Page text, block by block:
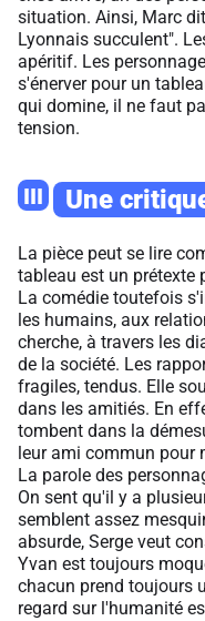
situation. Ainsi, Marc
Lyonnais succulent".
apéritif. Les
s'énerver pour un
qui domine, il ne faut
tension.
III Une
La pièce peut se lire
tableau est un prétexte
La comédie toutefois
les humains, aux
cherche, à travers les
de la société. Les
fragiles, tendus. Elle
dans les amitiés. En
tombent dans la
leur ami commun pour
La parole des
On sent qu'il y a
semblent assez
absurde, Serge veut
Yvan est toujours
chacun prend toujours
regard sur l'humanité